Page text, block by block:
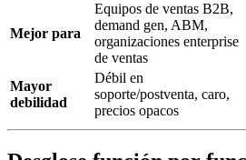
Mejor para
Equipos de ventas B2B,
demand gen, ABM,
organizaciones enterprise
de ventas
Mayor
debilidad
Débil en
soporte/postventa, caro,
precios opacos